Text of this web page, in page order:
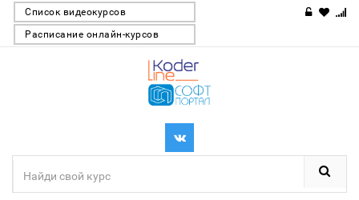
Список видеокурсов
Расписание онлайн-курсов